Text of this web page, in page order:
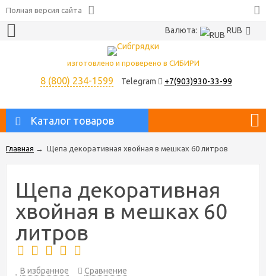
Полная версия сайта
Валюта: RUB
изготовлено и проверено в СИБИРИ
8 (800) 234-1599 Telegram +7(903)930-33-99
Каталог товаров
Главная → Щепа декоративная хвойная в мешках 60 литров
Щепа декоративная
хвойная в мешках 60
литров
В избранное Сравнение